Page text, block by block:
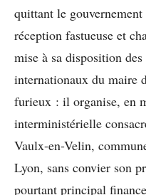
quittant le
réception fastueuse et
mise à sa disposition
internationaux du maire
furieux : il organise, en
interministérielle
Vaulx-en-Velin,
Lyon, sans convier son
pourtant principal